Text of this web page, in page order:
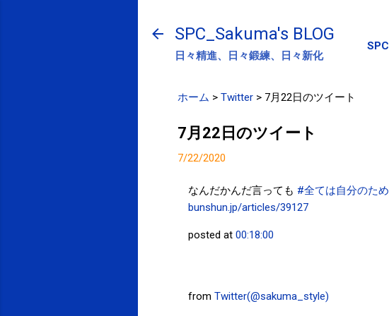
SPC_Sakuma's BLOG
日々精進、日々鍛練、日々新化
SPC
ホーム > Twitter > 7月22日のツイート
7月22日のツイート
7/22/2020
なんだかんだ言っても #全ては自分のため
bunshun.jp/articles/39127
posted at 00:18:00
from Twitter(@sakuma_style)